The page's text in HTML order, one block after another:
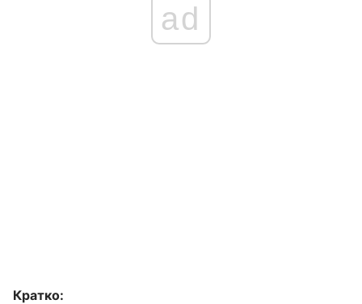
ad
Кратко: